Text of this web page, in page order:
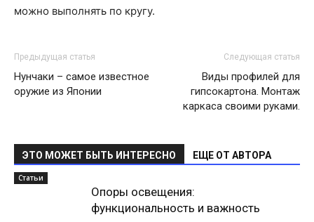
можно выполнять по кругу.
Предыдущая статья
Нунчаки – самое известное
оружие из Японии
Следующая статья
Виды профилей для
гипсокартона. Монтаж
каркаса своими руками.
ЭТО МОЖЕТ БЫТЬ ИНТЕРЕСНО ЕЩЕ ОТ АВТОРА
Статьи
Опоры освещения:
функциональность и важность